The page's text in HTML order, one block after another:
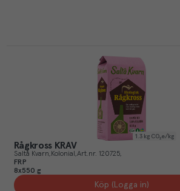
1.3 kg CO₂e/kg
Rågkross KRAV
Saltå Kvarn Kolonial Art.nr. 120725
FRP
8x550 g
Köp (Logga in)